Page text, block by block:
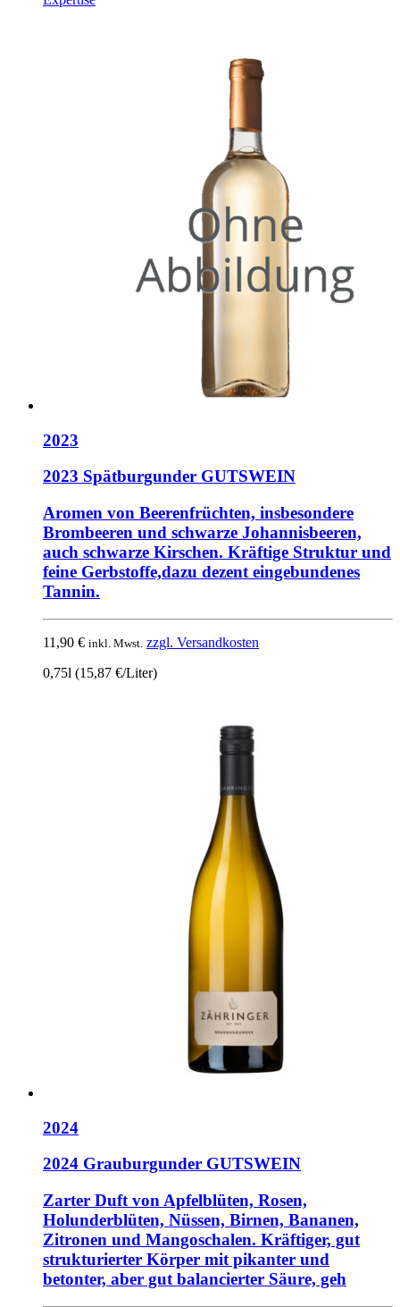
2023
2023 Spätburgunder GUTSWEIN
Aromen von Beerenfrüchten, insbesondere
Brombeeren und schwarze Johannisbeeren,
auch schwarze Kirschen. Kräftige Struktur und
feine Gerbstoffe,dazu dezent eingebundenes
Tannin.
11,90 € inkl. Mwst. zzgl. Versandkosten
0,75l (15,87 €/Liter)
2024
2024 Grauburgunder GUTSWEIN
Zarter Duft von Apfelblüten, Rosen,
Holunderblüten, Nüssen, Birnen, Bananen,
Zitronen und Mangoschalen. Kräftiger, gut
strukturierter Körper mit pikanter und
betonter, aber gut balancierter Säure, geh